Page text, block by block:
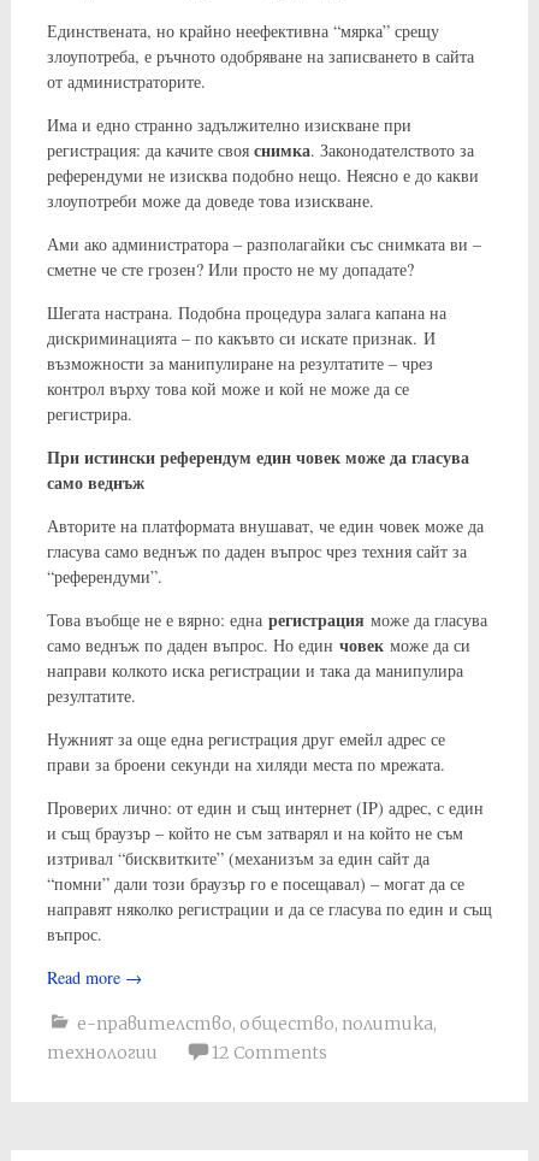
Единствената, но крайно неефективна “мярка” срещу
злоупотреба, е ръчното одобряване на записването в сайта
от администраторите.
Има и едно странно задължително изискване при
регистрация: да качите своя снимка. Законодателството за
референдуми не изисква подобно нещо. Неясно е до какви
злоупотреби може да доведе това изискване.
Ами ако администратора – разполагайки със снимката ви –
сметне че сте грозен? Или просто не му допадате?
Шегата настрана. Подобна процедура залага капана на
дискриминацията – по какъвто си искате признак. И
възможности за манипулиране на резултатите – чрез
контрол върху това кой може и кой не може да се
регистрира.
При истински референдум един човек може да гласува
само веднъж
Авторите на платформата внушават, че един човек може да
гласува само веднъж по даден въпрос чрез техния сайт за
“референдуми”.
Това въобще не е вярно: една регистрация може да гласува
само веднъж по даден въпрос. Но един човекможе да си
направи колкото иска регистрации и така да манипулира
резултатите.
Нужният за още една регистрация друг емейл адрес се
прави за броени секунди на хиляди места по мрежата.
Проверих лично: от един и същ интернет (IP) адрес, с един
и същ браузър – който не съм затварял и на който не съм
изтривал “бисквитките” (механизъм за един сайт да
“помни” дали този браузър го е посещавал) – могат да се
направят няколко регистрации и да се гласува по един и същ
въпрос.
Read more →
е-правителство, общество, политика,
технологии
12 Comments